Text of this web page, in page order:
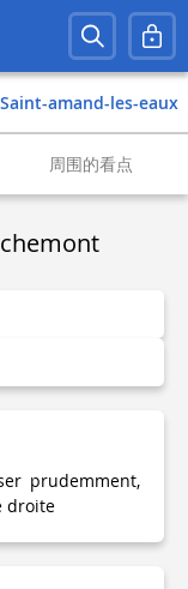
saint-amand-les-eaux
周围的看点
prudemment,
droite